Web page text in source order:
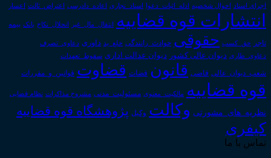
اجرای اسناد احوال شخصیه ادله_اثبات_دعوا اسناد_تجاری اعاده_دادرسی اعتراض_ثالث اعسار
انتشارات قوه قضاییه انتقال_مال_غیر انحلال_نکاح بانک بیمه
تاجر حق_کسب حقوقی حوادث_رانندگی خلع_ید داوری دعاوی_تصرف
دعاوی_طاری دیوان عالی کشور دیوان عدالت اداری سقوط_تعهدات
شعب_دیوان_عالی قاضی قانون قضات قضاوت قوانین_و_مقررات
قوه قضاییه مالکیت_معنوی مسئولیت_مدنی مشروح مذاکرات نظام قضایی
نظریه_های_مشورتی وکالت وکیل پژوهشگاه قوه قضاییه
کیفری
تماس با ما